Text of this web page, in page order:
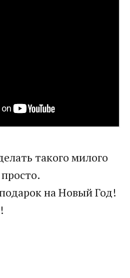
такого милого
на Новый Год!